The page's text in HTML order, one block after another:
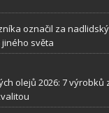
označil za
světa
olejů 2026: 7 výrobků